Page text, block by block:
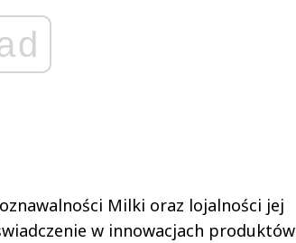
Milki oraz lojalności jej
w innowacjach produktów